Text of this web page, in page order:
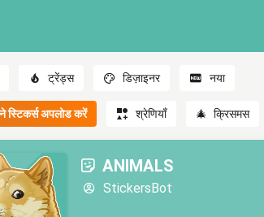
ट्रेंड्स डिज़ाइनर नया
स्टिकर्स अपलोड करें श्रेणियाँ 🎄 क्रिसमस
ANIMALS
StickersBot